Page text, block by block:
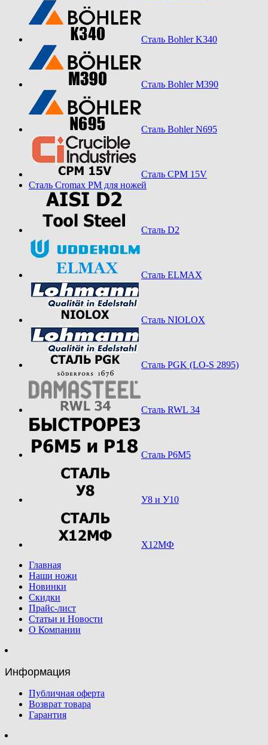
Сталь Bohler K340
Сталь Bohler M390
Сталь Bohler N695
Сталь CPM 15V
Сталь Cromax PM для ножей
Сталь D2
Сталь ELMAX
Сталь NIOLOX
Сталь PGK (LO-S 2895)
Сталь RWL 34
Сталь Р6М5
У8 и У10
Х12МФ
Главная
Наши ножи
Новинки
Скидки
Прайс-лист
Статьи и Новости
О Компании
Информация
Публичная оферта
Возврат товара
Гарантия